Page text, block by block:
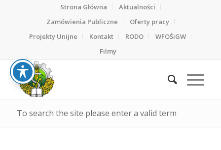
Strona Główna
Aktualności
Zamówienia Publiczne
Oferty pracy
Projekty Unijne
Kontakt RODO
WFOŚiGW
Filmy
To search the site please enter a valid term